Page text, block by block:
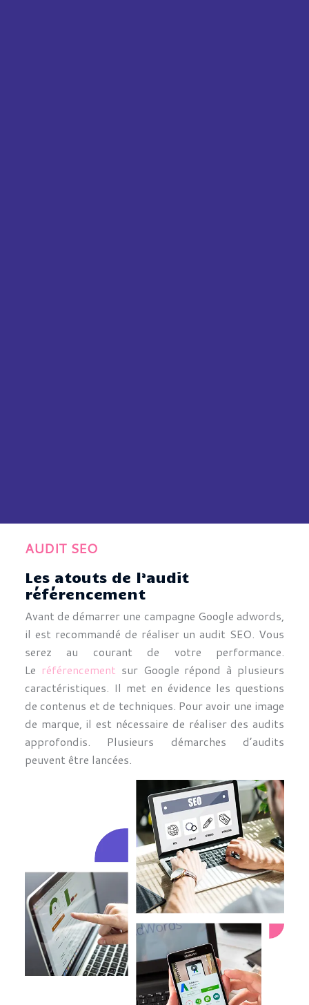
AUDIT SEO
Les atouts de l’audit
référencement
Avant de démarrer une campagne Google adwords,
il est recommandé de réaliser un audit SEO. Vous
serez au courant de votre performance.
Le référencement sur Google répond à plusieurs
caractéristiques. Il met en évidence les questions
de contenus et de techniques. Pour avoir une image
de marque, il est nécessaire de réaliser des audits
approfondis. Plusieurs démarches d’audits
peuvent être lancées.